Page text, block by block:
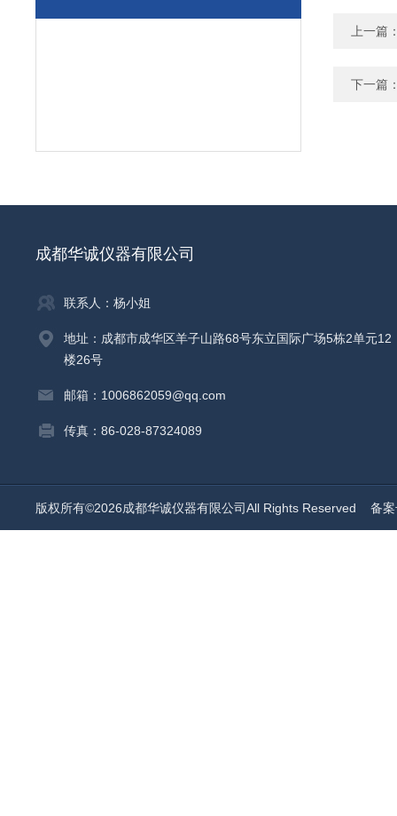
上一篇
下一篇
成都华诚仪器有限公司
联系人：杨小姐
地址：成都市成华区羊子山路68号东立国际广场5栋2单元12
楼26号
邮箱：1006862059@qq.com
传真：86-028-87324089
版权所有©2026成都华诚仪器有限公司All Rights Reserved 备